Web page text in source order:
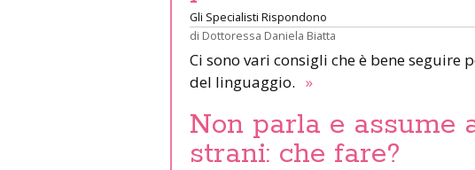
Gli Specialisti Rispondono
di Dottoressa Daniela Biatta
Ci sono vari consigli che è bene
del linguaggio. »
Non parla e assume
strani: che fare?